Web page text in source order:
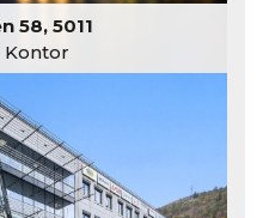
58, 5011
Kontor